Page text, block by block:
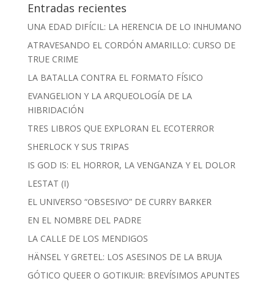
Entradas recientes
UNA EDAD DIFÍCIL: LA HERENCIA DE LO INHUMANO
ATRAVESANDO EL CORDÓN AMARILLO: CURSO DE
TRUE CRIME
LA BATALLA CONTRA EL FORMATO FÍSICO
EVANGELION Y LA ARQUEOLOGÍA DE LA
HIBRIDACIÓN
TRES LIBROS QUE EXPLORAN EL ECOTERROR
SHERLOCK Y SUS TRIPAS
IS GOD IS: EL HORROR, LA VENGANZA Y EL DOLOR
LESTAT (I)
EL UNIVERSO “OBSESIVO” DE CURRY BARKER
EN EL NOMBRE DEL PADRE
LA CALLE DE LOS MENDIGOS
HÄNSEL Y GRETEL: LOS ASESINOS DE LA BRUJA
GÓTICO QUEER O GOTIKUIR: BREVÍSIMOS APUNTES